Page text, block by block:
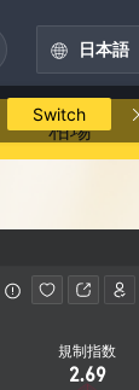
日本語
Switch
相場
規制指数
2.69